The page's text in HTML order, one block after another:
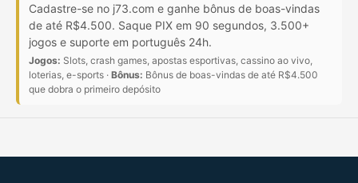
Cadastre-se no j73.com e ganhe bônus de boas-vindas
de até R$4.500. Saque PIX em 90 segundos, 3.500+
jogos e suporte em português 24h.
Jogos: Slots, crash games, apostas esportivas, cassino ao vivo,
loterias, e-sports · Bônus: Bônus de boas-vindas de até R$4.500
que dobra o primeiro depósito